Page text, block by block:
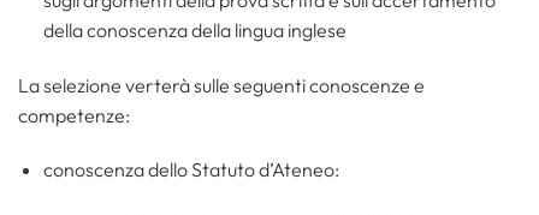
della conoscenza della lingua inglese
La selezione verterà sulle seguenti conoscenze e
competenze:
conoscenza dello Statuto d’Ateneo: